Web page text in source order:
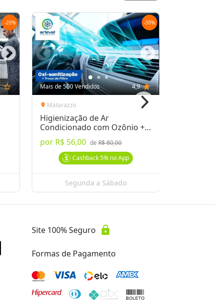
-20%
star_outline
-30%
Mais de 500 Vendidos 4,9 star
location_on Matarazzo
Higienização de Ar
Condicionado com Ozônio +
Troca de Filtro
por R$ 56,00 deR$ 80,00
Cashback5%no App
Segunda a Sábado
Site 100% Seguro lock
Formas de Pagamento